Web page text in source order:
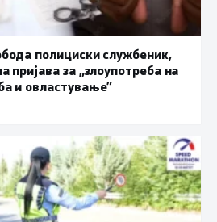
полициски службеник,
пријава за „злоупотреба на
и овластување”